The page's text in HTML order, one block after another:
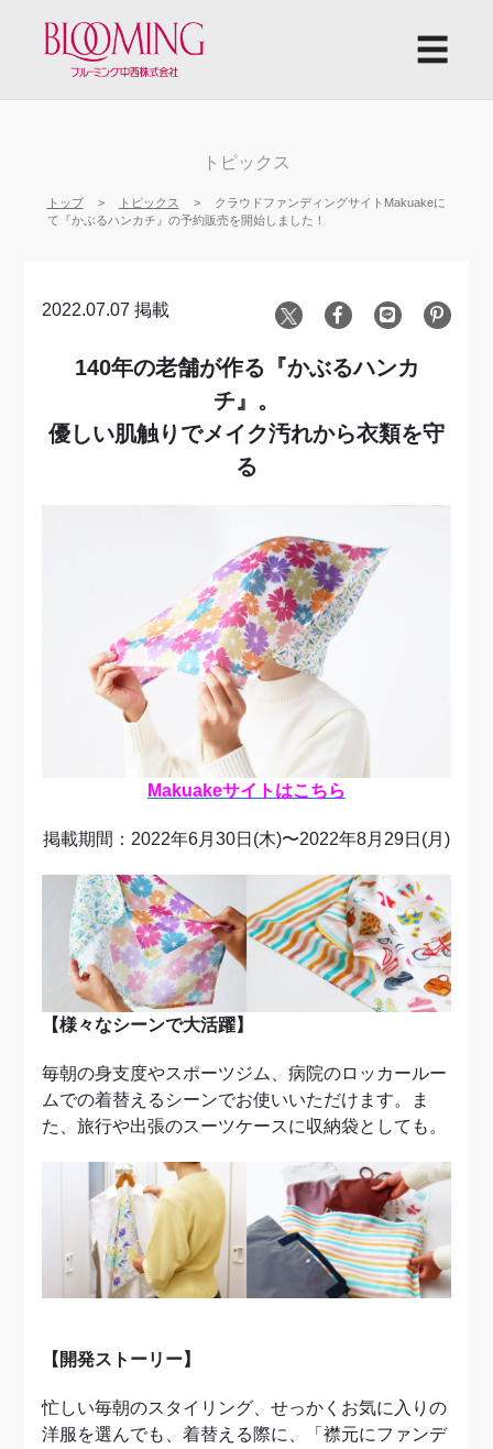
☰
トピックス
トップ トピックス
クラウドファンディングサイトMakuakeに
て『かぶるハンカチ』の予約販売を開始しました！
2022.07.07 掲載
140年の老舗が作る『かぶるハンカ
チ』。
優しい肌触りでメイク汚れから衣類を守
る
Makuakeサイトはこちら
掲載期間：2022年6月30日(木)〜2022年8月29日(月)
【様々なシーンで大活躍】
毎朝の身支度やスポーツジム、病院のロッカールー
ムでの着替えるシーンでお使いいただけます。ま
た、旅行や出張のスーツケースに収納袋としても。
【開発ストーリー】
忙しい毎朝のスタイリング、せっかくお気に入りの
洋服を選んでも、着替える際に、「襟元にファンデ